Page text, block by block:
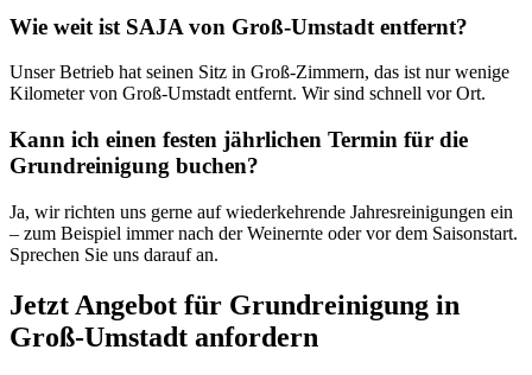
Wie weit ist SAJA von Groß-Umstadt entfernt?
Unser Betrieb hat seinen Sitz in Groß-Zimmern, das ist nur wenige
Kilometer von Groß-Umstadt entfernt. Wir sind schnell vor Ort.
Kann ich einen festen jährlichen Termin für die
Grundreinigung buchen?
Ja, wir richten uns gerne auf wiederkehrende Jahresreinigungen ein
– zum Beispiel immer nach der Weinernte oder vor dem Saisonstart.
Sprechen Sie uns darauf an.
Jetzt Angebot für Grundreinigung in
Groß-Umstadt anfordern